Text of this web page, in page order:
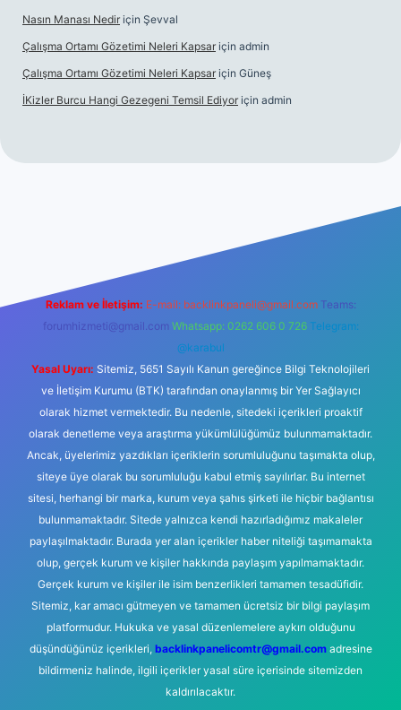
Nasın Manası Nedir için Şevval
Çalışma Ortamı Gözetimi Neleri Kapsar için admin
Çalışma Ortamı Gözetimi Neleri Kapsar için Güneş
İKizler Burcu Hangi Gezegeni Temsil Ediyor için admin
Reklam ve İletişim: E-mail: backlinkpaneli@gmail.com Teams:
forumhizmeti@gmail.com Whatsapp: 0262 606 0 726 Telegram:
@karabul
Yasal Uyarı: Sitemiz, 5651 Sayılı Kanun gereğince Bilgi Teknolojileri
ve İletişim Kurumu (BTK) tarafından onaylanmış bir Yer Sağlayıcı
olarak hizmet vermektedir. Bu nedenle, sitedeki içerikleri proaktif
olarak denetleme veya araştırma yükümlülüğümüz bulunmamaktadır.
Ancak, üyelerimiz yazdıkları içeriklerin sorumluluğunu taşımakta olup,
siteye üye olarak bu sorumluluğu kabul etmiş sayılırlar. Bu internet
sitesi, herhangi bir marka, kurum veya şahıs şirketi ile hiçbir bağlantısı
bulunmamaktadır. Sitede yalnızca kendi hazırladığımız makaleler
paylaşılmaktadır. Burada yer alan içerikler haber niteliği taşımamakta
olup, gerçek kurum ve kişiler hakkında paylaşım yapılmamaktadır.
Gerçek kurum ve kişiler ile isim benzerlikleri tamamen tesadüfidir.
Sitemiz, kar amacı gütmeyen ve tamamen ücretsiz bir bilgi paylaşım
platformudur. Hukuka ve yasal düzenlemelere aykırı olduğunu
düşündüğünüz içerikleri, backlinkpanelicomtr@gmail.comadresine
bildirmeniz halinde, ilgili içerikler yasal süre içerisinde sitemizden
kaldırılacaktır.